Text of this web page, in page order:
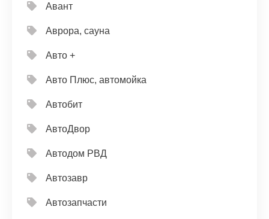
Авант
Аврора, сауна
Авто +
Авто Плюс, автомойка
Автобит
АвтоДвор
Автодом РВД
Автозавр
Автозапчасти